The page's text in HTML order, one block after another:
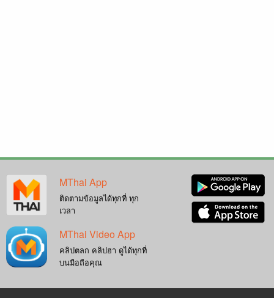
MThai App
ติดตามข้อมูลได้ทุกที่ ทุก
เวลา
MThai Video App
คลิปตลก คลิปฮา ดูได้ทุกที่
บนมือถือคุณ